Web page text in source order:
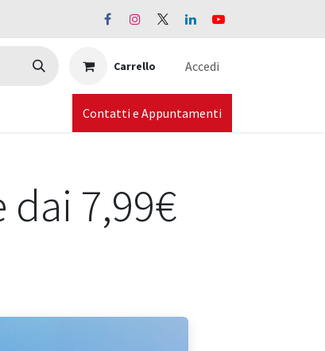
Carrello Accedi
Contatti e Appuntamenti
dai 7,99€